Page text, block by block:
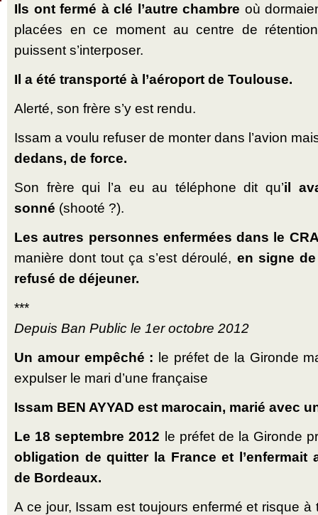
Ils ont fermé à clé l’autre chambre où
placées en ce moment au centre de
puissent s’interposer.
Il a été transporté à l’aéroport de Toulouse.
Alerté, son frère s’y est rendu.
Issam a voulu refuser de monter dans l’avion
dedans, de force.
Son frère qui l’a eu au téléphone dit qu’il
sonné (shooté ?).
Les autres personnes enfermées dans le
manière dont tout ça s’est déroulé, en signe
refusé de déjeuner.
***
Depuis Ban Public le 1er octobre 2012
Un amour empêché : le préfet de la Gironde
expulser le mari d’une française
Issam BEN AYYAD est marocain, marié avec
Le 18 septembre 2012 le préfet de la Gironde
obligation de quitter la France et l’enfermait
de Bordeaux.
A ce jour, Issam est toujours enfermé et risque